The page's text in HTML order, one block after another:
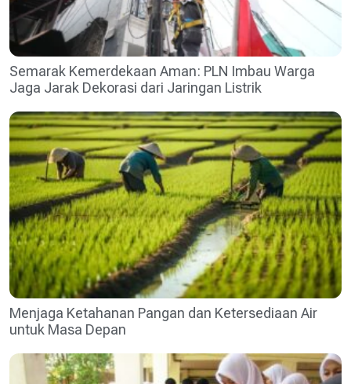
Semarak Kemerdekaan Aman: PLN Imbau Warga
Jaga Jarak Dekorasi dari Jaringan Listrik
Menjaga Ketahanan Pangan dan Ketersediaan Air
untuk Masa Depan